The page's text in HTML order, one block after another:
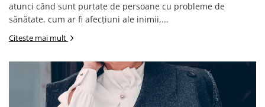
atunci când sunt purtate de persoane cu probleme de
sănătate, cum ar fi afecțiuni ale inimii,...
Citeste mai mult